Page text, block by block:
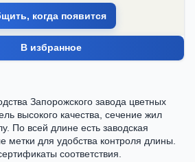
когда появится
В избранное
Запорожского завода цветных
высокого качества, сечение жил
По всей длине есть заводская
метки для удобства контроля длины.
соответствия.